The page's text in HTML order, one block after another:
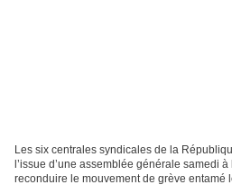
Les six centrales syndicales de la
l’issue d’une assemblée générale samedi
reconduire le mouvement de grève entamé